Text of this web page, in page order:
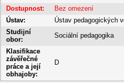
Dostupnost:
Bez omezení
Ústav:
Ústav pedagogických
Studijní
obor:
Sociální pedagogika
Klasifikace
závěřečné
práce a její
obhajoby:
D